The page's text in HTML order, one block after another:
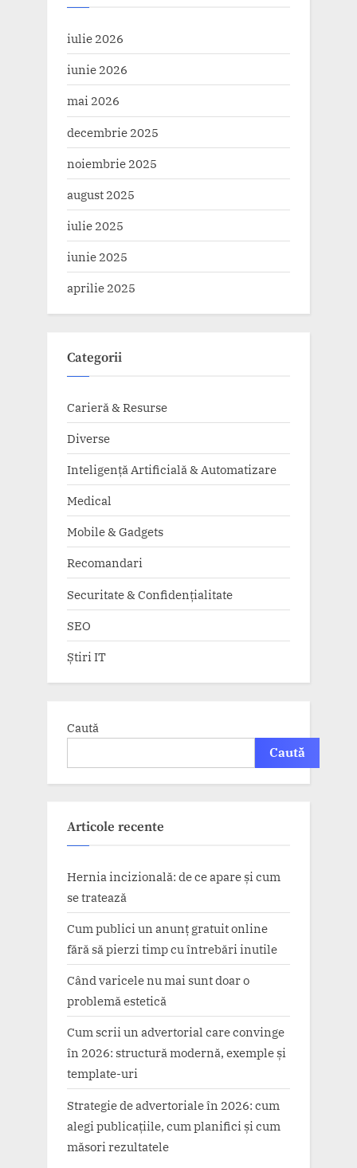
iulie 2026
iunie 2026
mai 2026
decembrie 2025
noiembrie 2025
august 2025
iulie 2025
iunie 2025
aprilie 2025
Categorii
Carieră & Resurse
Diverse
Inteligență Artificială & Automatizare
Medical
Mobile & Gadgets
Recomandari
Securitate & Confidențialitate
SEO
Știri IT
Caută
Caută
Articole recente
Hernia incizională: de ce apare și cum
se tratează
Cum publici un anunț gratuit online
fără să pierzi timp cu întrebări inutile
Când varicele nu mai sunt doar o
problemă estetică
Cum scrii un advertorial care convinge
în 2026: structură modernă, exemple și
template-uri
Strategie de advertoriale în 2026: cum
alegi publicațiile, cum planifici și cum
măsori rezultatele